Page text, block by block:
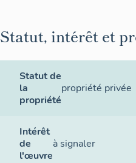
Statut, intérêt et
Statut de
la
propriété
propriété privée
Intérêt
de
l'œuvre
à signaler